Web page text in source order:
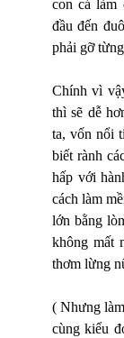
con cá làm
đầu đến
phải gỡ
Chính vì
thì sẽ dễ
ta, vốn nổi
biết rành
hấp với
cách làm
lớn bằng
không mất
thơm lừng
( Nhưng
cùng kiểu